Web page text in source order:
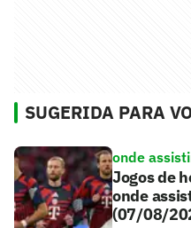
SUGERIDA PARA
onde
Jogos de
onde
(07/08/